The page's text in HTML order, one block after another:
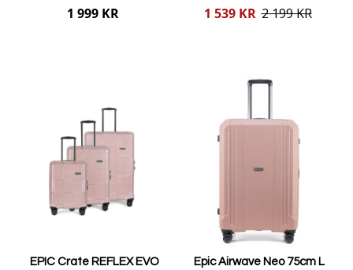
1 999 KR
Reducerat
1 539 KR 2 199 KR
EPIC Crate REFLEX EVO
Epic Airwave Neo 75cm L